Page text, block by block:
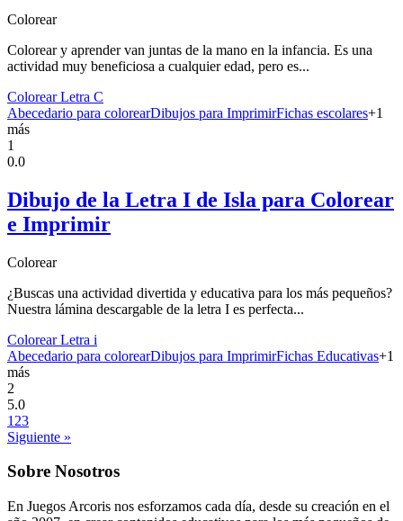
Colorear
Colorear y aprender van juntas de la mano en la infancia. Es una
actividad muy beneficiosa a cualquier edad, pero es...
Colorear Letra C
Abecedario para colorearDibujos para ImprimirFichas escolares+1
más
1
0.0
Dibujo de la Letra I de Isla para Colorear
e Imprimir
Colorear
¿Buscas una actividad divertida y educativa para los más pequeños?
Nuestra lámina descargable de la letra I es perfecta...
Colorear Letra i
Abecedario para colorearDibujos para ImprimirFichas Educativas+1
más
2
5.0
1 23
Siguiente »
Sobre Nosotros
En Juegos Arcoris nos esforzamos cada día, desde su creación en el